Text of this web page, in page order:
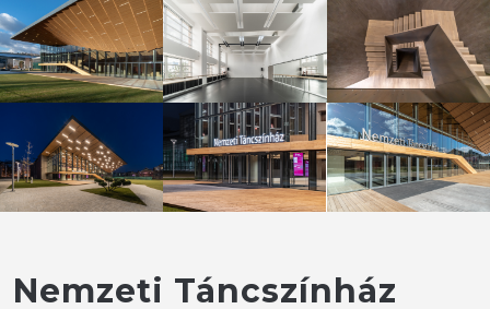
Nemzeti Táncszínház